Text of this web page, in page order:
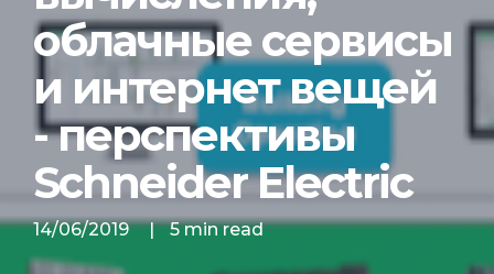
облачные сервисы
и интернет вещей
- перспективы
Schneider Electric
14/06/2019 | 5 min read